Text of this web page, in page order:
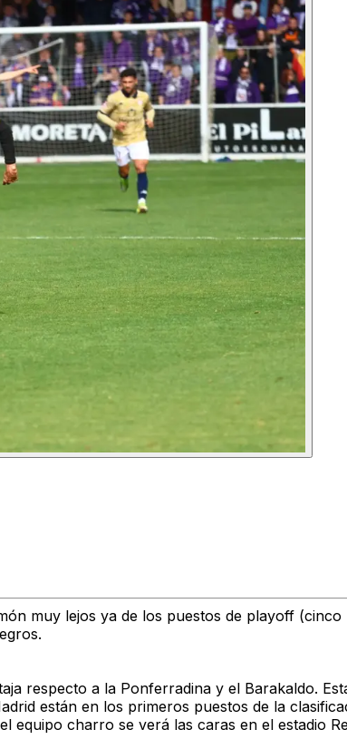
muy lejos ya de los puestos de playoff
respecto a la Ponferradina y el Barakaldo.
están en los primeros puestos de la
equipo charro se verá las caras en el estadio